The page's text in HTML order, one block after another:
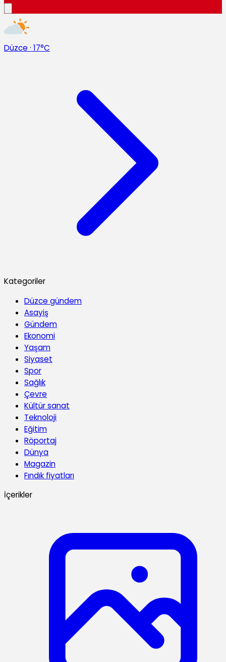
Düzce · 17°C
Kategoriler
Düzce gündem
Asayiş
Gündem
Ekonomi
Yaşam
Siyaset
Spor
Sağlık
Çevre
Kültür sanat
Teknoloji
Eğitim
Röportaj
Dünya
Magazin
Fındık fiyatları
İçerikler